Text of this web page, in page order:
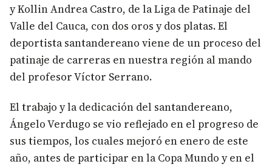
y Kollin Andrea Castro, de la Liga de Patinaje del
Valle del Cauca, con dos oros y dos platas. El
deportista santandereano viene de un proceso del
patinaje de carreras en nuestra región al mando
del profesor Víctor Serrano.
El trabajo y la dedicación del santandereano,
Ángelo Verdugo se vio reflejado en el progreso de
sus tiempos, los cuales mejoró en enero de este
año, antes de participar en la Copa Mundo y en el